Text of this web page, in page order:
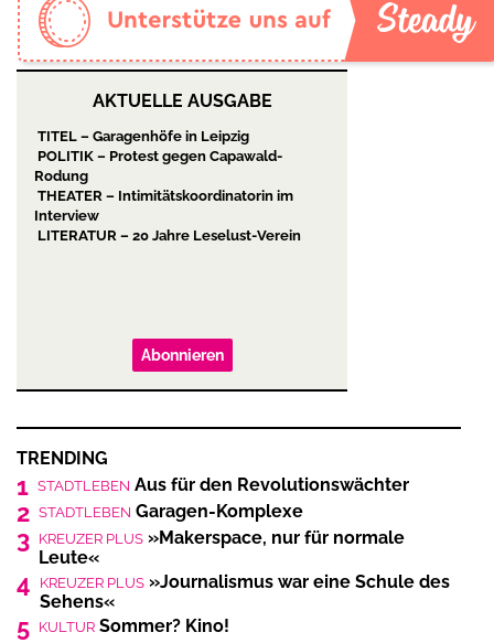
AKTUELLE AUSGABE
TITEL – Garagenhöfe in Leipzig
POLITIK – Protest gegen Capawald-
Rodung
THEATER – Intimitätskoordinatorin im
Interview
LITERATUR – 20 Jahre Leselust-Verein
Abonnieren
TRENDING
1 STADTLEBEN Aus für den Revolutionswächter
2 STADTLEBEN Garagen-Komplexe
3 KREUZER PLUS »Makerspace, nur für normale
Leute«
4 KREUZER PLUS »Journalismus war eine Schule des
Sehens«
5 KULTUR Sommer? Kino!